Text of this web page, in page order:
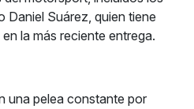
Daniel Suárez, quien tiene
la más reciente entrega.
una pelea constante por